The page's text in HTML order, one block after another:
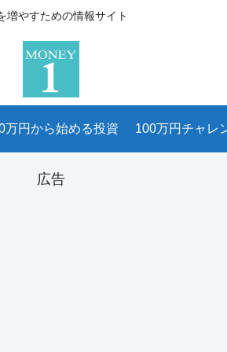
増やすための情報サイト
万円から始める投資 100万円チャレ
広告